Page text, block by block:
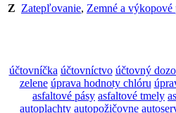
Z Zatepľovanie, Zemné a výkopové
účtovníčka účtovníctvo účtovný
zelene úprava hodnoty chlóru
asfaltové pásy asfaltové tmely
autoplachty autopožičovne